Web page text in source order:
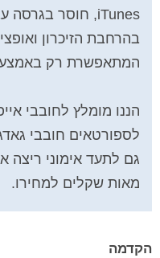
iTunes, חוסר בגרסה
בהרחבת הזיכרון
המתאפשרת רק
הננו מומלץ לחובבי
לספורטאים חובבי
גם לתעד אימוני ריצה
מאות שקלים למחירו.
הקדמה